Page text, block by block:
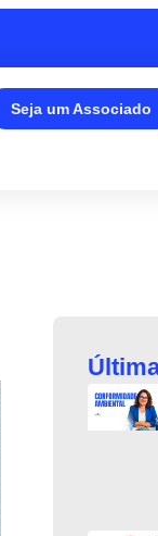
Seja um Associado